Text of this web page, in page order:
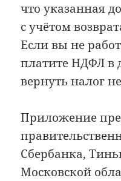
что указанная
с учётом
Если вы не
платите НДФЛ в
вернуть налог
Приложение
Сбербанка,
Московской